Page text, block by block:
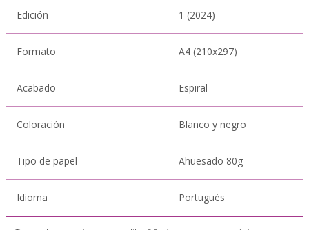
Edición 1 (2024)
Formato A4 (210x297)
Acabado Espiral
Coloración Blanco y negro
Tipo de papel Ahuesado 80g
Idioma Portugués